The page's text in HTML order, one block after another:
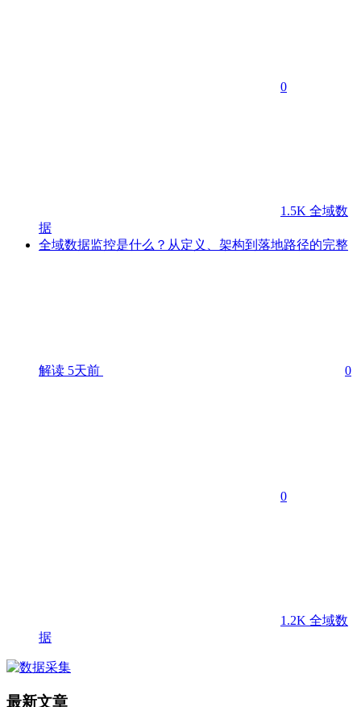
0
1.5K 全域数
据
全域数据监控是什么？从定义、架构到落地路径的完整
解读 5天前 0
0
1.2K 全域数
据
最新文章